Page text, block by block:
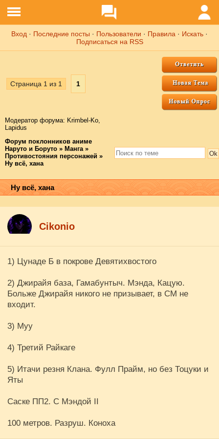
Вход · Последние посты · Пользователи · Правила · Искать ·
Подписаться на RSS
Страница 1 из 1 1
Модератор форума: Krimbel-Ko,
Lapidus
Форум поклонников аниме
Наруто и Боруто » Манга »
Противостояния персонажей »
Ну всё, хана
Ну всё, хана
Cikоnio
1) Цунаде Б в покрове Девятихвостого
2) Джирайя база, Гамабунтыч. Мэнда, Кацую.
Больже Джирайя никого не призывает, в СМ не
входит.
3) Муу
4) Третий Райкаге
5) Итачи резня Клана. Фулл Прайм, но без Тоцуки и
Яты
Саске ПП2. С Мэндой II
100 метров. Разруш. Коноха